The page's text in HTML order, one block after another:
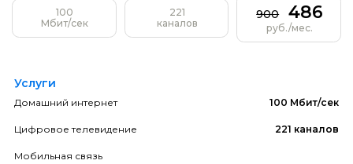
100
Мбит/сек
221
каналов
900 486
руб./мес.
Услуги
Домашний интернет 100 Мбит/сек
Цифровое телевидение 221 каналов
Мобильная связь